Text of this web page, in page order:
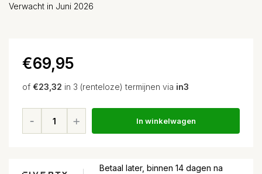
Verwacht in Juni 2026
€69,95
of €23,32 in 3 (renteloze) termijnen via in3
In winkelwagen
Betaal later, binnen 14 dagen na